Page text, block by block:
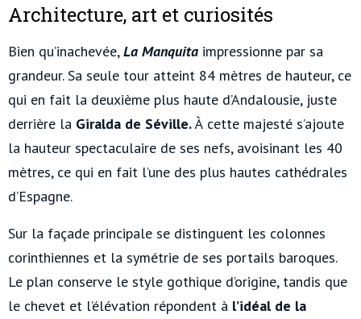
Architecture, art et curiosités
Bien qu’inachevée,La Manquita impressionne par sa
grandeur. Sa seule tour atteint 84 mètres de hauteur, ce
qui en fait la deuxième plus haute d’Andalousie, juste
derrière la Giralda de Séville.À cette majesté s’ajoute
la hauteur spectaculaire de ses nefs, avoisinant les 40
mètres, ce qui en fait l’une des plus hautes cathédrales
d’Espagne.
Sur la façade principale se distinguent les colonnes
corinthiennes et la symétrie de ses portails baroques.
Le plan conserve le style gothique d’origine, tandis que
le chevet et l’élévation répondent à l’idéal de la